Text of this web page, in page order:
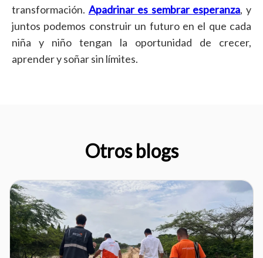
transformación. Apadrinar es sembrar esperanza, y
juntos podemos construir un futuro en el que cada
niña y niño tengan la oportunidad de crecer,
aprender y soñar sin límites.
Otros blogs